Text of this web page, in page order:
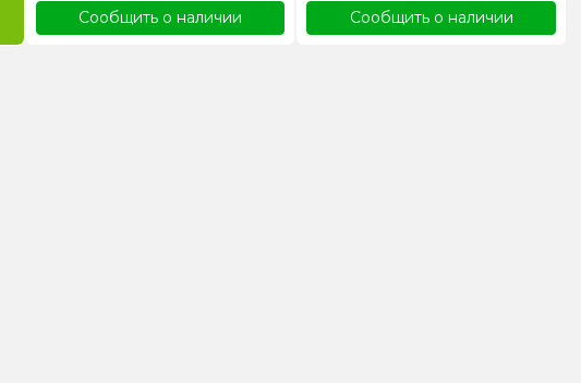
Сообщить о наличии Сообщить о наличии